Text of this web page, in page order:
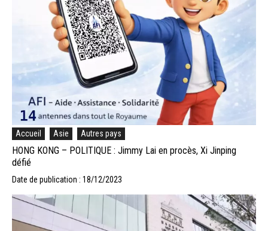
Accueil Asie Autres pays
HONG KONG – POLITIQUE : Jimmy Lai en procès, Xi Jinping
défié
Date de publication : 18/12/2023